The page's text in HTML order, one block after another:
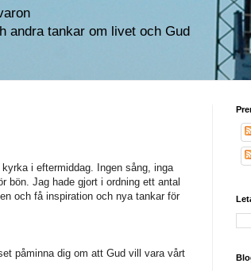
andra tankar om livet och Gud
i eftermiddag. Ingen sång, inga
bön. Jag hade gjort i ordning ett antal
och få inspiration och nya tankar för
påminna dig om att Gud vill vara vårt